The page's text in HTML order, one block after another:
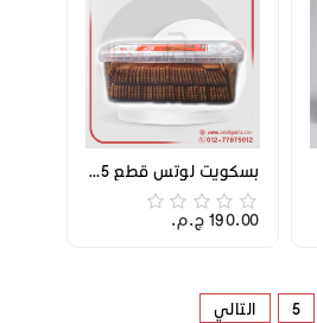
بسكويت لوتس قطع 1.5ك
190.00 ج.م.‏
5 التالي